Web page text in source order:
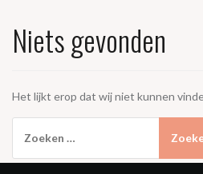
Niets gevonden
Het lijkt erop dat wij niet kunnen
naar: